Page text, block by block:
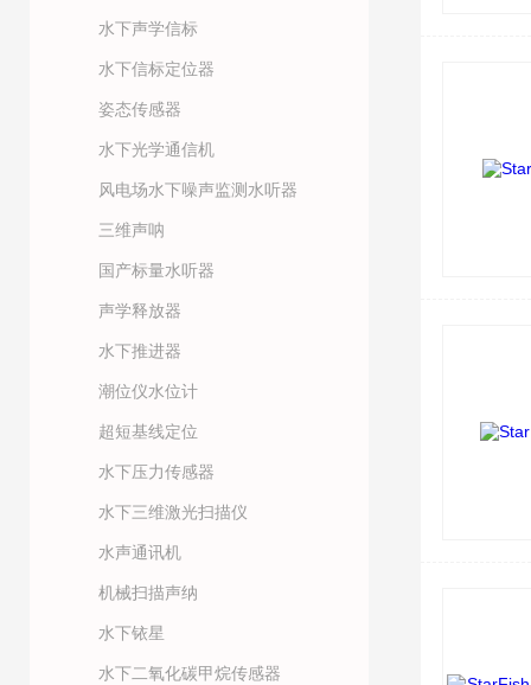
水下声学信标
水下信标定位器
姿态传感器
水下光学通信机
风电场水下噪声监测水听器
三维声呐
国产标量水听器
声学释放器
水下推进器
潮位仪水位计
超短基线定位
水下压力传感器
水下三维激光扫描仪
水声通讯机
机械扫描声纳
水下铱星
水下二氧化碳甲烷传感器